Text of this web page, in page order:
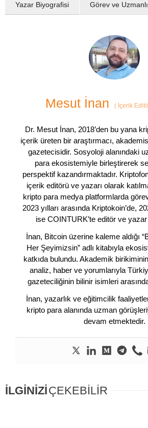
Yazar Biyografisi Görev ve
Mesut İnan ( İçerik
Dr. Mesut İnan, 2018’den bu yana
içerik üreten bir araştırmacı,
gazetecisidir. Sosyoloji alanındaki
para ekosistemiyle birleştirerek
perspektif kazandırmaktadır.
içerik editörü ve yazarı olarak
kripto para medya platformlarda
2023 yılları arasında Kriptokoin’de,
ise COINTURK’te editör ve yazar
İnan, Bitcoin üzerine kaleme aldığı
Her Şeyimizsin” adlı kitabıyla
katkıda bulundu. Akademik
analiz, haber ve yorumlarıyla
gazeteciliğinin bilinir isimleri
İnan, yazarlık ve eğitimcilik
kripto para alanında uzman
devam etmektedir.
İLGİNİZİÇEKEBİLİR